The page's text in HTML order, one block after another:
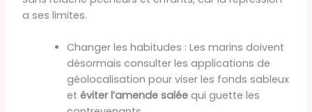
a ses limites.
Changer les habitudes : Les marins doivent
désormais consulter les applications de
géolocalisation pour viser les fonds sableux
et éviter l’amende saléequi guette les